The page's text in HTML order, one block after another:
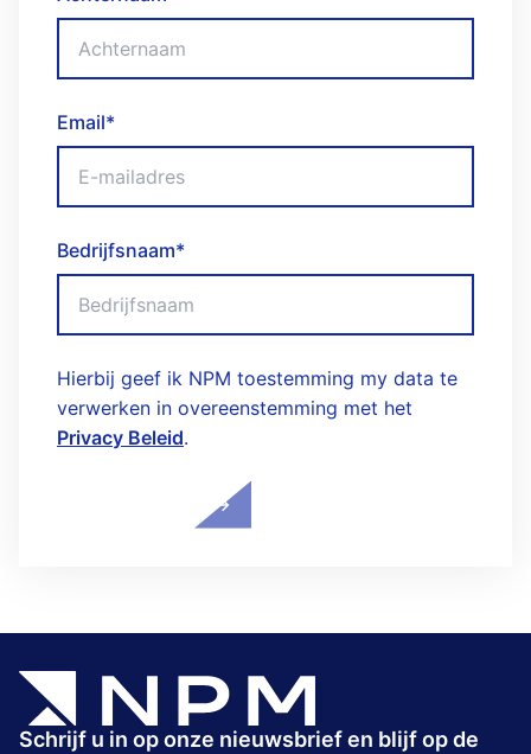
Email*
Bedrijfsnaam*
Hierbij geef ik NPM toestemming my data te
verwerken in overeenstemming met het
Privacy Beleid.
Schrijf u in op onze nieuwsbrief en blijf op de